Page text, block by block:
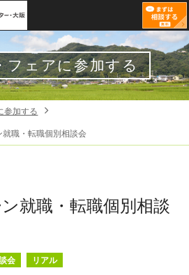
フェアに参加する
参加する
就職・転職個別相談会
就職・転職個別相談
会 リアル